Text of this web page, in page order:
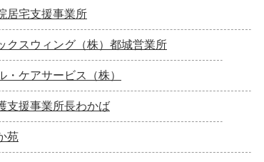
居宅支援事業所
クスウィング（株）都城営業所
・ケアサービス（株）
支援事業所長わかば
苑